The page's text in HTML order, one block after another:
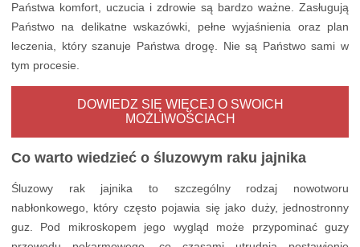
Państwa komfort, uczucia i zdrowie są bardzo ważne. Zasługują
Państwo na delikatne wskazówki, pełne wyjaśnienia oraz plan
leczenia, który szanuje Państwa drogę. Nie są Państwo sami w
tym procesie.
DOWIEDZ SIĘ WIĘCEJ O SWOICH
MOŻLIWOŚCIACH
Co warto wiedzieć o śluzowym raku jajnika
Śluzowy rak jajnika to szczególny rodzaj nowotworu
nabłonkowego, który często pojawia się jako duży, jednostronny
guz. Pod mikroskopem jego wygląd może przypominać guzy